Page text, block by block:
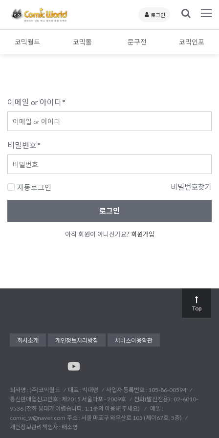
로그인
코믹월드 코믹몰 문구전 코믹인포
이메일 or 아이디 *
비밀번호*
자동로그인 비밀번호찾기
로그인
아직 회원이 아니신가요? 회원가입
회사소개 개인정보처리방침 서비스이용약관
회사명 : (주)코믹월드 대표 : 박대령
사업자 등록번호 : 105-86-00594
통신판매업신고번호 : 제2015 서울마포 - 2009호
전화(발신전용) : 02-6010-
9536 (전화 응대가 어렵습니다. 1:1문의 이용해 주세요)
메일 :
comic_w@naver.com 주소 : 서울 마포구 와우산로 105 (제이67호, 5층)
개인정보관리책임자 : 배소영
Top